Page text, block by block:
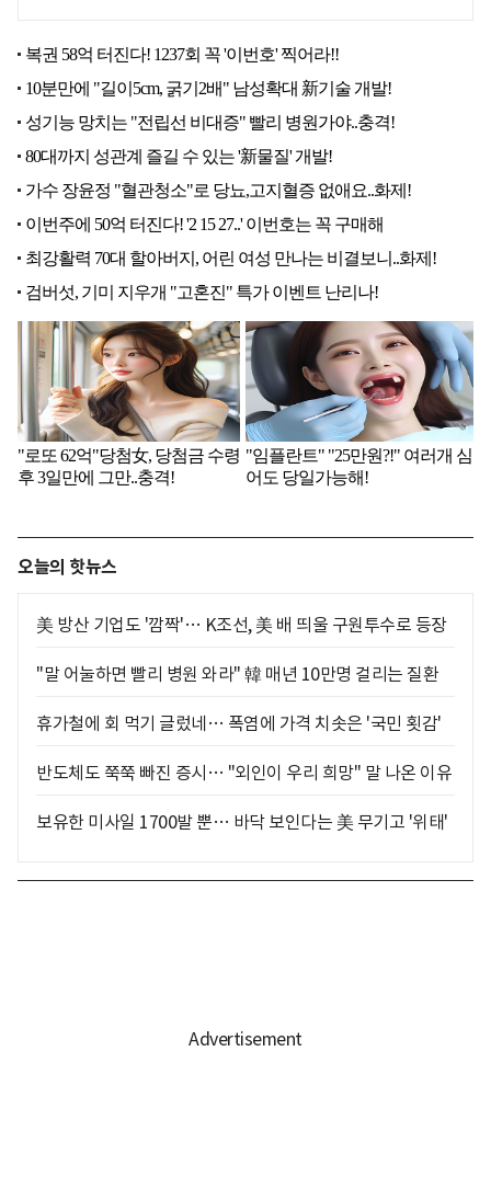
오늘의 핫뉴스
美 방산 기업도 '깜짝'… K조선, 美 배 띄울 구원투수로 등장
"말 어눌하면 빨리 병원 와라" 韓 매년 10만명 걸리는 질환
휴가철에 회 먹기 글렀네… 폭염에 가격 치솟은 '국민 횟감'
반도체도 쭉쭉 빠진 증시… "외인이 우리 희망" 말 나온 이유
보유한 미사일 1700발 뿐… 바닥 보인다는 美 무기고 '위태'